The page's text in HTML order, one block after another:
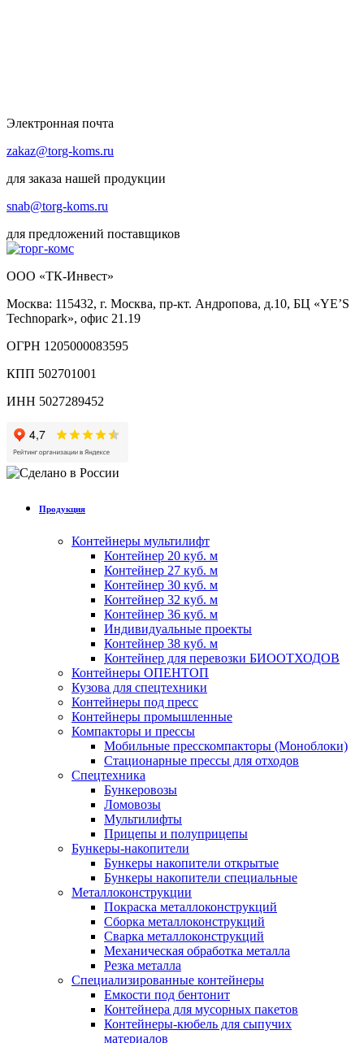
Электронная почта
zakaz@torg-koms.ru
для заказа нашей продукции
snab@torg-koms.ru
для предложений поставщиков
ООО «ТК-Инвест»
Москва: 115432, г. Москва, пр-кт. Андропова, д.10, БЦ «YE’S
Technopark», офис 21.19
ОГРН 1205000083595
КПП 502701001
ИНН 5027289452
Продукция
Контейнеры мультилифт
Контейнер 20 куб. м
Контейнер 27 куб. м
Контейнер 30 куб. м
Контейнер 32 куб. м
Контейнер 36 куб. м
Индивидуальные проекты
Контейнер 38 куб. м
Контейнер для перевозки БИООТХОДОВ
Контейнеры ОПЕНТОП
Кузова для спецтехники
Контейнеры под пресс
Контейнеры промышленные
Компакторы и прессы
Мобильные пресскомпакторы (Моноблоки)
Стационарные прессы для отходов
Спецтехника
Бункеровозы
Ломовозы
Мультилифты
Прицепы и полуприцепы
Бункеры-накопители
Бункеры накопители открытые
Бункеры накопители специальные
Металлоконструкции
Покраска металлоконструкций
Сборка металлоконструкций
Сварка металлоконструкций
Механическая обработка металла
Резка металла
Специализированные контейнеры
Емкости под бентонит
Контейнера для мусорных пакетов
Контейнеры-кюбель для сыпучих
материалов